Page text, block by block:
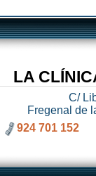
LA
C/
Fregenal de
924 701 152